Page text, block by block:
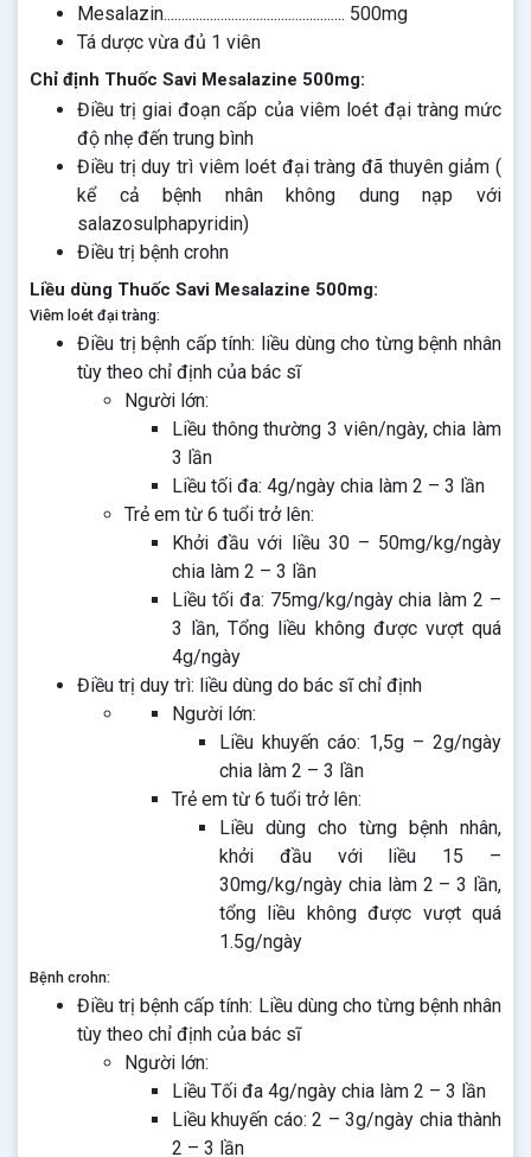
Mesalazin................................................... 500mg
Tá dược vừa đủ 1 viên
Chỉ định Thuốc Savi Mesalazine 500mg:
Điều trị giai đoạn cấp của viêm loét đại tràng mức
độ nhẹ đến trung bình
Điều trị duy trì viêm loét đại tràng đã thuyên giảm (
kể cả bệnh nhân không dung nạp với
salazosulphapyridin)
Điều trị bệnh crohn
Liều dùng Thuốc Savi Mesalazine 500mg:
Viêm loét đại tràng:
Điều trị bệnh cấp tính: liều dùng cho từng bệnh nhân
tùy theo chỉ định của bác sĩ
Người lớn:
Liều thông thường 3 viên/ngày, chia làm
3 lần
Liều tối đa: 4g/ngày chia làm 2 – 3 lần
Trẻ em từ 6 tuổi trở lên:
Khởi đầu với liều 30 – 50mg/kg/ngày
chia làm 2 – 3 lần
Liều tối đa: 75mg/kg/ngày chia làm 2 –
3 lần, Tổng liều không được vượt quá
4g/ngày
Điều trị duy trì: liều dùng do bác sĩ chỉ định
Người lớn:
Liều khuyến cáo: 1,5g – 2g/ngày
chia làm 2 – 3 lần
Trẻ em từ 6 tuổi trở lên:
Liều dùng cho từng bệnh nhân,
khởi đầu với liều 15 –
30mg/kg/ngày chia làm 2 – 3 lần,
tổng liều không được vượt quá
1.5g/ngày
Bệnh crohn:
Điều trị bệnh cấp tính: Liều dùng cho từng bệnh nhân
tùy theo chỉ định của bác sĩ
Người lớn:
Liều Tối đa 4g/ngày chia làm 2 – 3 lần
Liều khuyến cáo: 2 – 3g/ngày chia thành
2 – 3 lần